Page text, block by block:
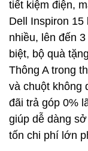
tiết kiệm điện,
Dell Inspiron
nhiều, lên đến
biệt, bộ quà
Thông A trong
và chuột không
đãi trả góp 0%
giúp dễ dàng
tốn chi phí lớn